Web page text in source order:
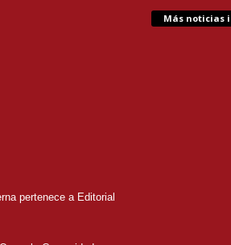
pertenece a Editorial
Más noticias